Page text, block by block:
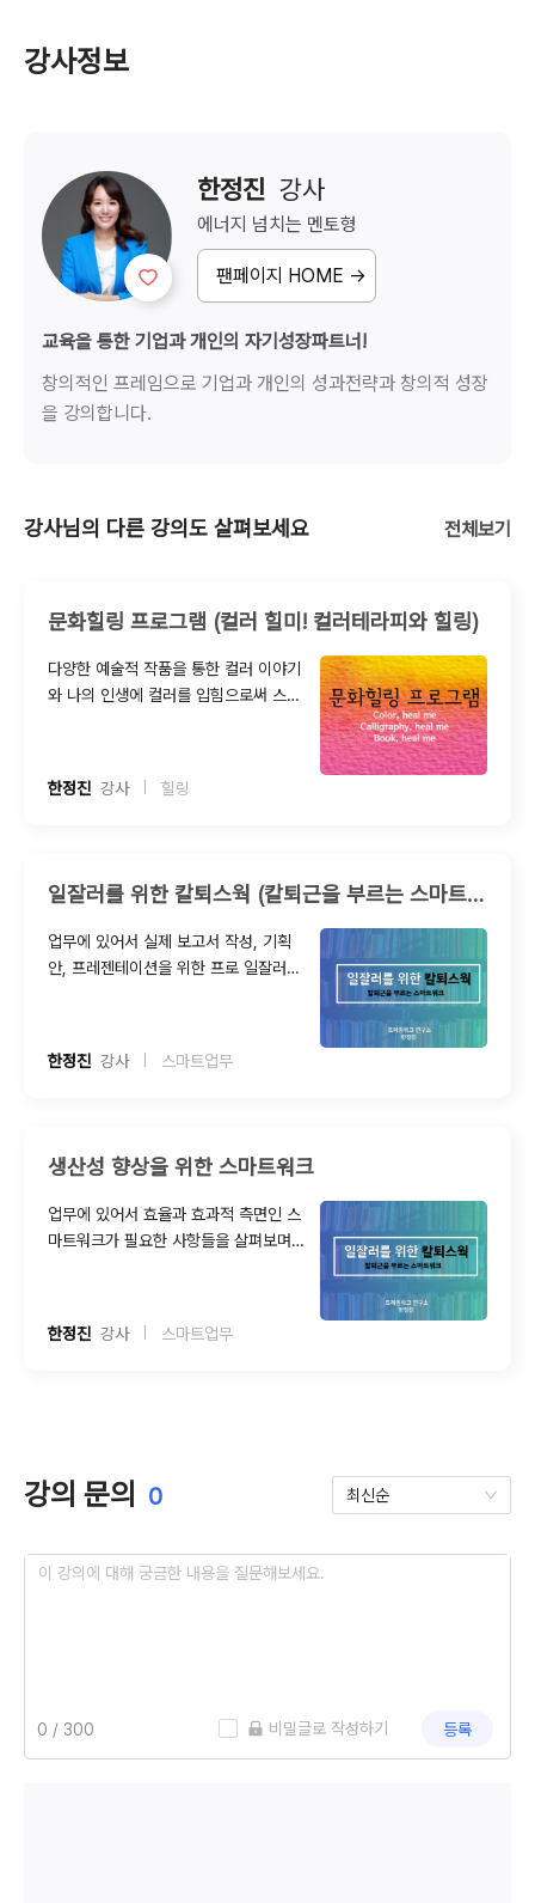
강사정보
한정진 강사
에너지 넘치는 멘토형
팬페이지 HOME →
교육을 통한 기업과 개인의 자기성장파트너!
창의적인 프레임으로 기업과 개인의 성과전략과 창의적 성장
을 강의합니다.
강사님의 다른 강의도 살펴보세요 전체보기
문화힐링 프로그램 (컬러 힐미! 컬러테라피와 힐링)
다양한 예술적 작품을 통한 컬러 이야기
와 나의 인생에 컬러를 입힘으로써 스트
서 나만의 스트레스 해소 솔루션을 만듭
한정진 강사 힐링
일잘러를 위한 칼퇴스웍 (칼퇴근을 부르는 스마트워크)
업무에 있어서 실제 보고서 작성, 기획
안, 프레젠테이션을 위한 프로 일잘러로
목표의 달성인 만큼 사전 기획단계와 실
소통법을 통해 일과 관계를 잡는 프로 일
잘러 솔루션을 제공합니다. 일잘러는 개
인역량이 아닌 기대치를 뛰어넘는 인풋
과 아웃풋이 있습니다. 업무생산성을 위
한정진 강사 스마트업무
생산성 향상을 위한 스마트워크
업무에 있어서 효율과 효과적 측면인 스
마트워크가 필요한 사항들을 살펴보며
근합니다. 인풋의 최소화와 아웃풋의 최
한정진 강사 스마트업무
강의 문의 0 최신순
비밀글로 작성하기 등록